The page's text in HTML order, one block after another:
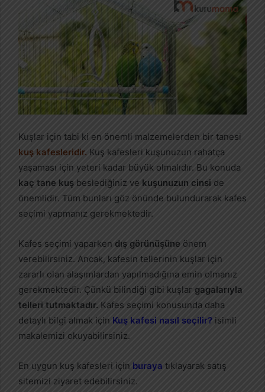
Kuşlar için tabi ki en önemli malzemelerden bir tanesi
kuş kafesleridir. Kuş kafesleri kuşunuzun rahatça
yaşaması için yeteri kadar büyük olmalıdır. Bu konuda
kaç tane kuş beslediğiniz ve kuşunuzun cinsi de
önemlidir. Tüm bunları göz önünde bulundurarak kafes
seçimi yapmanız gerekmektedir.
Kafes seçimi yaparken dış görünüşüne önem
verebilirsiniz. Ancak, kafesin tellerinin kuşlar için
zararlı olan alaşımlardan yapılmadığına emin olmanız
gerekmektedir. Çünkü bilindiği gibi kuşlar gagalarıyla
telleri tutmaktadır. Kafes seçimi konusunda daha
detaylı bilgi almak için Kuş kafesi nasıl seçilir? isimli
makalemizi okuyabilirsiniz.
En uygun kuş kafesleri için buraya tıklayarak satış
sitemizi ziyaret edebilirsiniz.